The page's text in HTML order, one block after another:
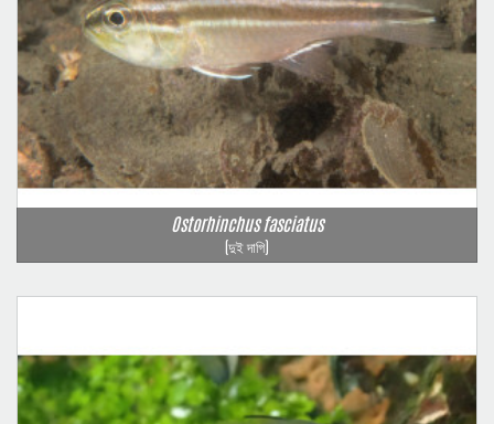
Ostorhinchus fasciatus
(দুই দাগি)